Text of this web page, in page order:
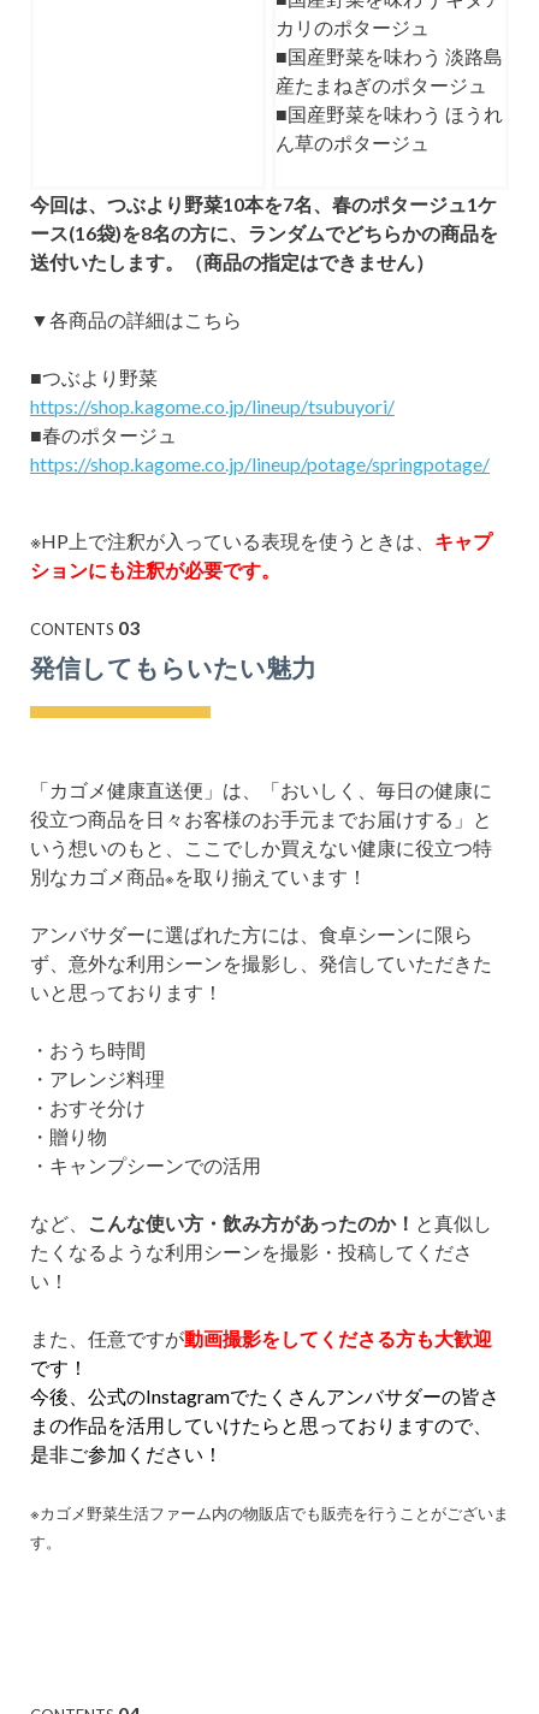
カリのポタージュ
■国産野菜を味わう 淡路島
産たまねぎのポタージュ
■国産野菜を味わう ほうれ
ん草のポタージュ
今回は、つぶより野菜10本を7名、春のポタージュ1ケ
ース(16袋)を8名の方に、ランダムでどちらかの商品を
送付いたします。（商品の指定はできません）
▼各商品の詳細はこちら
■つぶより野菜
https://shop.kagome.co.jp/lineup/tsubuyori/
■春のポタージュ
https://shop.kagome.co.jp/lineup/potage/springpotage/
※HP上で注釈が入っている表現を使うときは、 キャプ
ションにも注釈が必要です。
CONTENTS 03
発信してもらいたい魅力
「カゴメ健康直送便」は、「おいしく、毎日の健康に
役立つ商品を日々お客様のお手元までお届けする」と
いう想いのもと、ここでしか買えない健康に役立つ特
別なカゴメ商品※を取り揃えています！
アンバサダーに選ばれた方には、食卓シーンに限ら
ず、意外な利用シーンを撮影し、 発信していただきた
いと思っております！
・おうち時間
・アレンジ料理
・おすそ分け
・贈り物
・キャンプシーンでの活用
など、 こんな使い方・飲み方があったのか！ と真似し
たくなるような利用シーンを撮影・投稿してくださ
い！
また、任意ですが動画撮影をしてくださる方も大歓迎
です！
今後、公式のInstagramでたくさんアンバサダーの皆さ
まの作品を活用していけたらと思っておりますので、
是非ご参加ください！
※カゴメ野菜生活ファーム内の物販店でも販売を行うことがございま
す。